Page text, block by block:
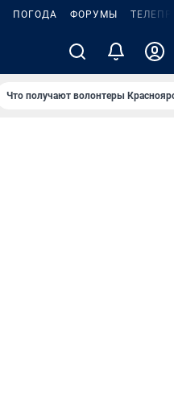
ПОГОДА ФОРУМЫ
Что получают волонтеры